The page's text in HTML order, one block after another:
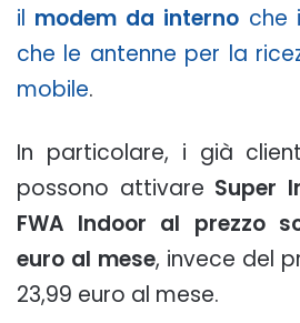
il modem da interno che
che le antenne per la
mobile.
In particolare, i già
possono attivare Super
FWA Indoor al prezzo
euro al mese, invece del
23,99 euro al mese.